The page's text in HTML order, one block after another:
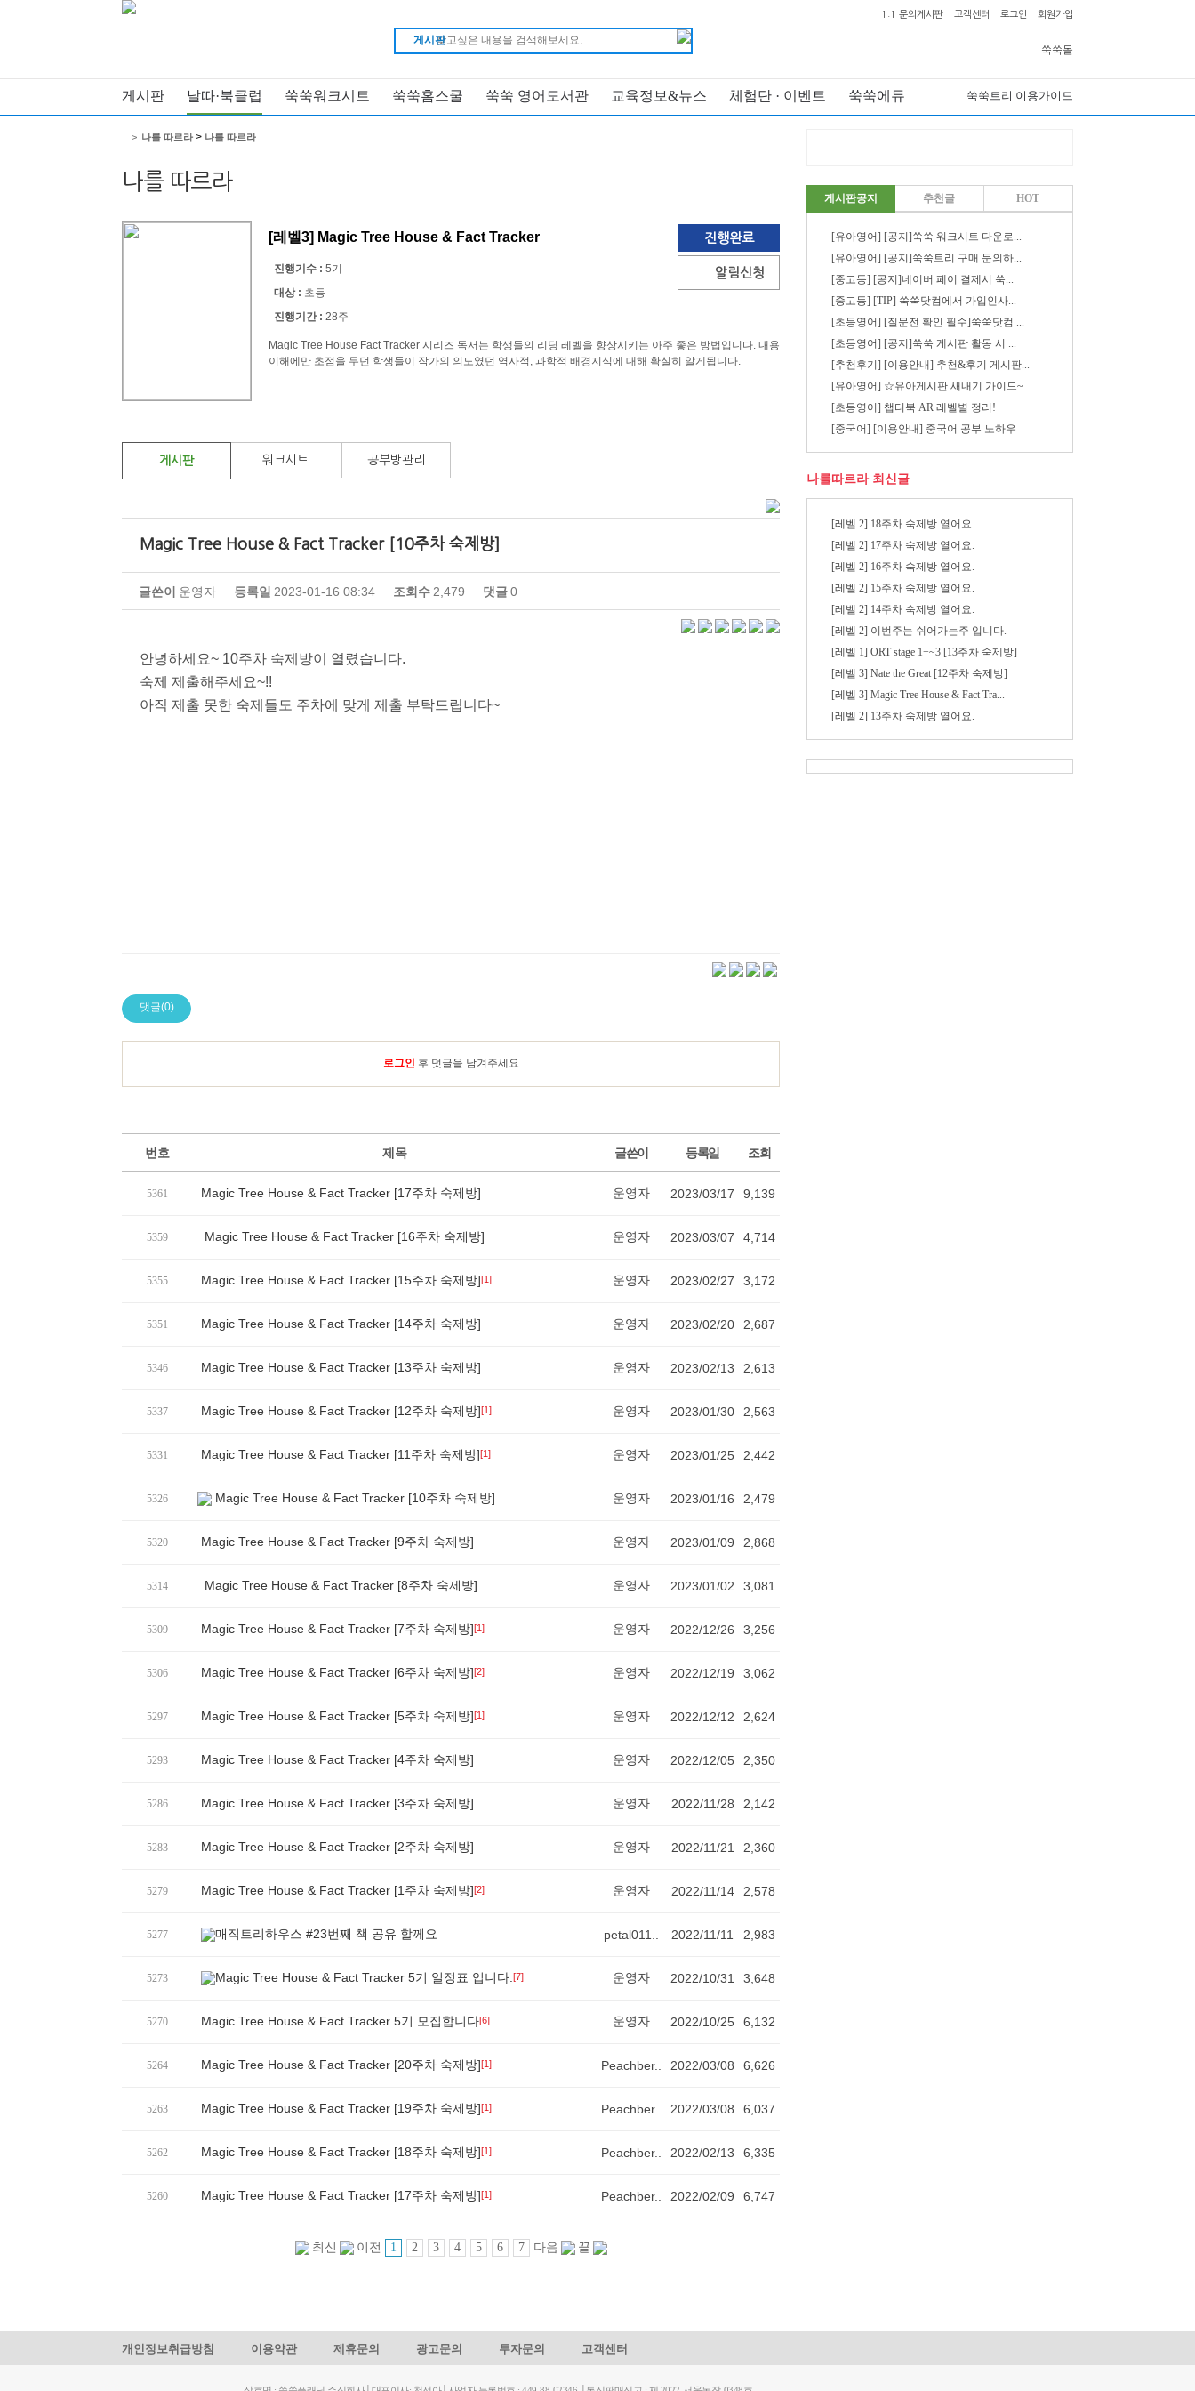
게시판
1:1 문의게시판 고객센터 로그인 회원가입
쑥쑥몰
게시판 날따·북클럽 쑥쑥워크시트 쑥쑥홈스쿨 쑥쑥 영어도서관 교육정보&뉴스 체험단 · 이벤트 쑥쑥에듀 쑥쑥트리 이용가이드
나를 따르라
> 나를 따르라 > 나를 따르라
[레벨3] Magic Tree House & Fact Tracker
진행기수 : 5기
대상 : 초등
진행기간 : 28주
Magic Tree House Fact Tracker 시리즈 독서는 학생들의 리딩 레벨을 향상시키는 아주 좋은 방법입니다. 내용
이해에만 초점을 두던 학생들이 작가의 의도였던 역사적, 과학적 배경지식에 대해 확실히 알게됩니다.
진행완료
알림신청
게시판 워크시트 공부방관리
Magic Tree House & Fact Tracker [10주차 숙제방]
글쓴이 운영자 등록일 2023-01-16 08:34 조회수 2,479 댓글0
안녕하세요~ 10주차 숙제방이 열렸습니다.
숙제 제출해주세요~!!
아직 제출 못한 숙제들도 주차에 맞게 제출 부탁드립니다~
댓글(0)
로그인 후 덧글을 남겨주세요
번호 제목 글쓴이 등록일 조회
5361 Magic Tree House & Fact Tracker [17주차 숙제방] 운영자 2023/03/17 9,139
5359 Magic Tree House & Fact Tracker [16주차 숙제방] 운영자 2023/03/07 4,714
5355 Magic Tree House & Fact Tracker [15주차 숙제방][1] 운영자 2023/02/27 3,172
5351 Magic Tree House & Fact Tracker [14주차 숙제방] 운영자 2023/02/20 2,687
5346 Magic Tree House & Fact Tracker [13주차 숙제방] 운영자 2023/02/13 2,613
5337 Magic Tree House & Fact Tracker [12주차 숙제방][1] 운영자 2023/01/30 2,563
5331 Magic Tree House & Fact Tracker [11주차 숙제방][1] 운영자 2023/01/25 2,442
5326 Magic Tree House & Fact Tracker [10주차 숙제방] 운영자 2023/01/16 2,479
5320 Magic Tree House & Fact Tracker [9주차 숙제방] 운영자 2023/01/09 2,868
5314 Magic Tree House & Fact Tracker [8주차 숙제방] 운영자 2023/01/02 3,081
5309 Magic Tree House & Fact Tracker [7주차 숙제방][1] 운영자 2022/12/26 3,256
5306 Magic Tree House & Fact Tracker [6주차 숙제방][2] 운영자 2022/12/19 3,062
5297 Magic Tree House & Fact Tracker [5주차 숙제방][1] 운영자 2022/12/12 2,624
5293 Magic Tree House & Fact Tracker [4주차 숙제방] 운영자 2022/12/05 2,350
5286 Magic Tree House & Fact Tracker [3주차 숙제방] 운영자 2022/11/28 2,142
5283 Magic Tree House & Fact Tracker [2주차 숙제방] 운영자 2022/11/21 2,360
5279 Magic Tree House & Fact Tracker [1주차 숙제방][2] 운영자 2022/11/14 2,578
5277 매직트리하우스 #23번째 책 공유 할께요 petal011.. 2022/11/11 2,983
5273 Magic Tree House & Fact Tracker 5기 일정표 입니다. [7] 운영자 2022/10/31 3,648
5270 Magic Tree House & Fact Tracker 5기 모집합니다[6] 운영자 2022/10/25 6,132
5264 Magic Tree House & Fact Tracker [20주차 숙제방][1] Peachber.. 2022/03/08 6,626
5263 Magic Tree House & Fact Tracker [19주차 숙제방][1] Peachber.. 2022/03/08 6,037
5262 Magic Tree House & Fact Tracker [18주차 숙제방][1] Peachber.. 2022/02/13 6,335
5260 Magic Tree House & Fact Tracker [17주차 숙제방][1] Peachber.. 2022/02/09 6,747
최신 이전 1 2 3 4 5 6 7 다음 끝
게시판공지 추천글 HOT
[유아영어] [공지]쑥쑥 워크시트 다운로...
[유아영어] [공지]쑥쑥트리 구매 문의하...
[중고등] [공지]네이버 페이 결제시 쑥...
[중고등] [TIP] 쑥쑥닷컴에서 가입인사...
[초등영어] [질문전 확인 필수]쑥쑥닷컴 ...
[초등영어] [공지]쑥쑥 게시판 활동 시 ...
[추천후기] [이용안내] 추천&후기 게시판...
[유아영어] ☆유아게시판 새내기 가이드~
[초등영어] 챕터북 AR 레벨별 정리!
[중국어] [이용안내] 중국어 공부 노하우
나를따르라 최신글
[레벨 2] 18주차 숙제방 열어요.
[레벨 2] 17주차 숙제방 열어요.
[레벨 2] 16주차 숙제방 열어요.
[레벨 2] 15주차 숙제방 열어요.
[레벨 2] 14주차 숙제방 열어요.
[레벨 2] 이번주는 쉬어가는주 입니다.
[레벨 1] ORT stage 1+~3 [13주차 숙제방]
[레벨 3] Nate the Great [12주차 숙제방]
[레벨 3] Magic Tree House & Fact Tra...
[레벨 2] 13주차 숙제방 열어요.
개인정보취급방침 이용약관 제휴문의 광고문의 투자문의 고객센터